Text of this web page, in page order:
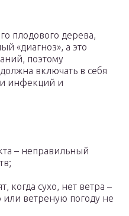
плодового дерева,
«диагноз», а это
поэтому
включать в себя
инфекций и
– неправильный
когда сухо, нет ветра –
или ветреную погоду не